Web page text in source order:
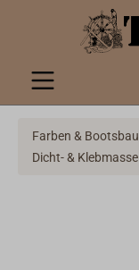
springen
Farben & Bootsbau
Dicht- & Klebmasse